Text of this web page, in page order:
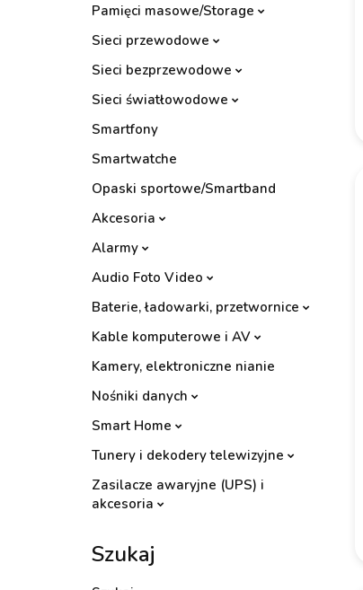
Pamięci masowe/Storage
Sieci przewodowe
Sieci bezprzewodowe
Sieci światłowodowe
Smartfony
Smartwatche
Opaski sportowe/Smartband
Akcesoria
Alarmy
Audio Foto Video
Baterie, ładowarki, przetwornice
Kable komputerowe i AV
Kamery, elektroniczne nianie
Nośniki danych
Smart Home
Tunery i dekodery telewizyjne
Zasilacze awaryjne (UPS) i
akcesoria
Szukaj